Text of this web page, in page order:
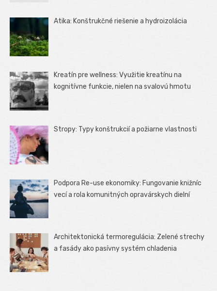
Atika: Konštrukčné riešenie a hydroizolácia
Kreatín pre wellness: Využitie kreatínu na
kognitívne funkcie, nielen na svalovú hmotu
Stropy: Typy konštrukcií a požiarne vlastnosti
Podpora Re-use ekonomiky: Fungovanie knižníc
vecí a rola komunitných opravárskych dielní
Architektonická termoregulácia: Zelené strechy
a fasády ako pasívny systém chladenia